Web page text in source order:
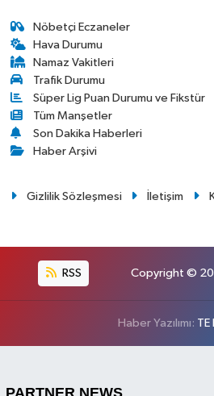
Nöbetçi Eczaneler
Hava Durumu
Namaz Vakitleri
Trafik Durumu
Süper Lig Puan Durumu ve Fikstür
Tüm Manşetler
Son Dakika Haberleri
Haber Arşivi
Gizlilik Sözleşmesi İletişim
RSS Copyright ©
Haber Yazılımı: TE